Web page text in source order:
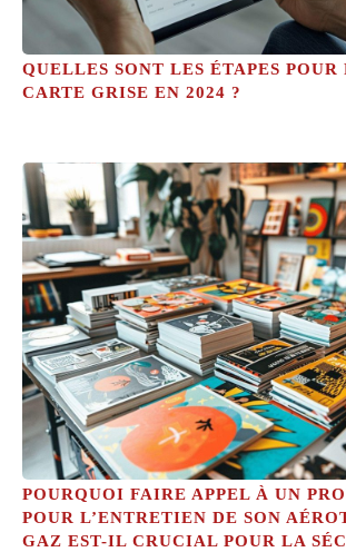
QUELLES SONT LES ÉTAPES POUR
CARTE GRISE EN 2024 ?
POURQUOI FAIRE APPEL À UN
POUR L’ENTRETIEN DE SON
GAZ EST-IL CRUCIAL POUR LA